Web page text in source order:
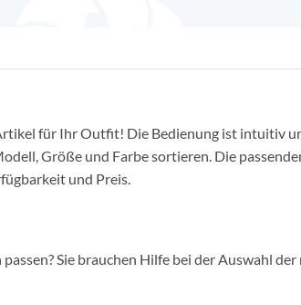
für Ihr Outfit! Die Bedienung ist intuitiv
Größe und Farbe sortieren. Die
und Preis.
Sie brauchen Hilfe bei der Auswahl